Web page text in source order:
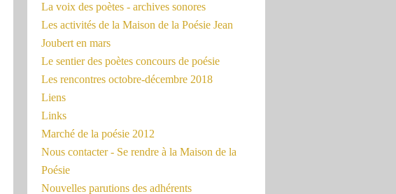
La voix des poètes - archives sonores
Les activités de la Maison de la Poésie Jean
Joubert en mars
Le sentier des poètes concours de poésie
Les rencontres octobre-décembre 2018
Liens
Links
Marché de la poésie 2012
Nous contacter - Se rendre à la Maison de la
Poésie
Nouvelles parutions des adhérents